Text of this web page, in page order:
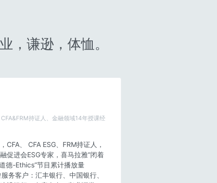
，谦逊，体恤。
持证人、金融领域14年授课经
CFA、 CFA ESG、FRM持证人，
促进会ESG专家，喜马拉雅“闭着
德-Ethics”节目累计播放量
务客户：汇丰银行、中国银行、